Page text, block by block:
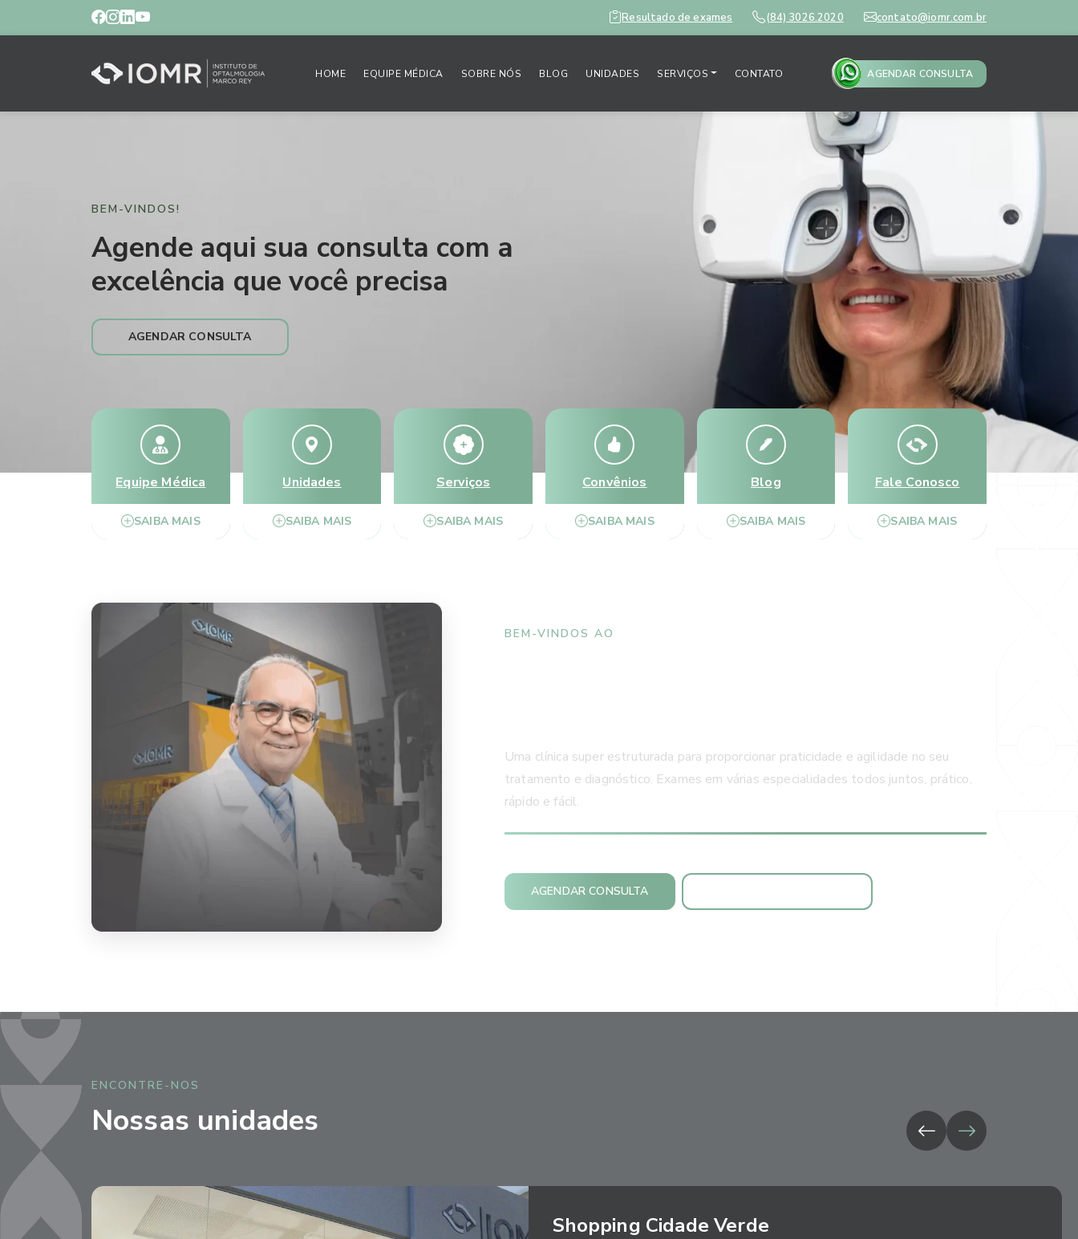
Resultado de exames (84) 3026.2020 contato@iomr.com.br
HOME EQUIPE MÉDICA SOBRE NÓS BLOG UNIDADES SERVIÇOS CONTATO AGENDAR CONSULTA
BEM-VINDOS!
Agende aqui sua consulta com a
excelência que você precisa
AGENDAR CONSULTA
Equipe Médica
SAIBA MAIS
Unidades
SAIBA MAIS
Serviços
SAIBA MAIS
Convênios
SAIBA MAIS
Blog
SAIBA MAIS
Fale Conosco
SAIBA MAIS
BEM-VINDOS AO
Uma clínica super estruturada para proporcionar praticidade e agilidade no seu
tratamento e diagnóstico. Exames em várias especialidades todos juntos, prático,
rápido e fácil.
AGENDAR CONSULTA
ENCONTRE-NOS
Nossas unidades
Shopping Cidade Verde